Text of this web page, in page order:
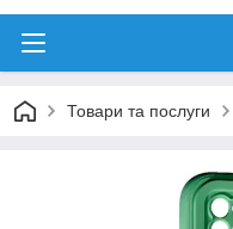
Товари та послуги